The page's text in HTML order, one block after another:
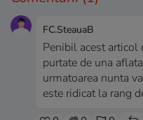
FC.SteauaB
Penibil acest articol
purtate de una
urmatoarea nunta
este ridicat la rang